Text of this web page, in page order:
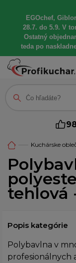
EGOchef,
28.7. do 5.9. V
Ostatný
teda po
Kuchárske
tehlová
Popis kategórie
Polybavlna v
profesionálnych